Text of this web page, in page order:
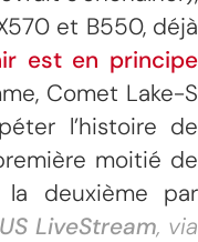
et B550, déjà
est en principe
Comet Lake-S
l’histoire de
moitié de
la deuxième par
LiveStream, via